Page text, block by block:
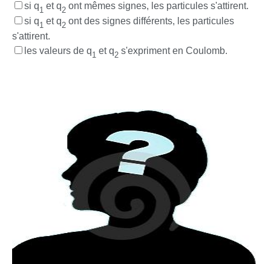
si q1 et q2 ont mêmes signes, les particules s'attirent.
si q1 et q2 ont des signes différents, les particules
s'attirent.
les valeurs de q1 et q2 s'expriment en Coulomb.